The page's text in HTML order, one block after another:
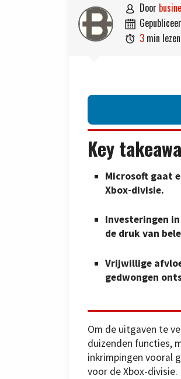
 door

 3 min lezen
Key
Microsoft gaat
Xbox-divisie.
Investeringen
de druk van
Vrijwillige
gedwongen
Om de uitgaven te
duizenden functies,
inkrimpingen vooral
voor de Xbox-divisie.